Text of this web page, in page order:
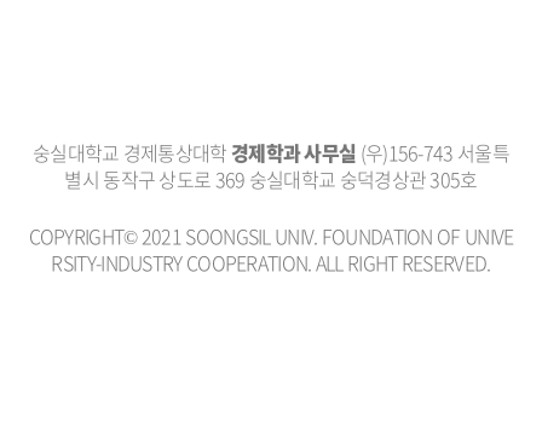
숭실대학교 경제통상대학 경제학과 사무실 (우)156-743 서울특
별시 동작구 상도로 369 숭실대학교 숭덕경상관 305호
COPYRIGHT© 2021 SOONGSIL UNIV. FOUNDATION OF UNIVE
RSITY-INDUSTRY COOPERATION. ALL RIGHT RESERVED.